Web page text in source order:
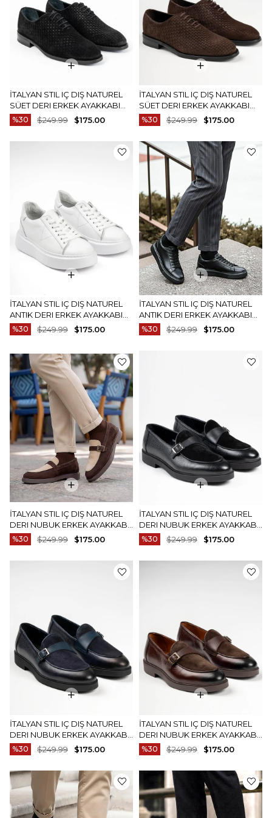
İTALYAN STIL IÇ DIŞ NATUREL
SÜET DERI ERKEK AYAKKABI
SIYAH T14936
%30 $175.00
$249.99
İTALYAN STIL IÇ DIŞ NATUREL
SÜET DERI ERKEK AYAKKABI
KAHVERENGI T14937
%30 $175.00
$249.99
İTALYAN STIL IÇ DIŞ NATUREL
ANTIK DERI ERKEK AYAKKABI
BEYAZ T14938
%30 $175.00
$249.99
İTALYAN STIL IÇ DIŞ NATUREL
ANTIK DERI ERKEK AYAKKABI
SIYAH T14939
%30 $175.00
$249.99
İTALYAN STIL IÇ DIŞ NATUREL
DERI NUBUK ERKEK AYAKKABI
KAHVERENGI T14885
%30 $175.00
$249.99
İTALYAN STIL IÇ DIŞ NATUREL
DERI NUBUK ERKEK AYAKKABI
SIYAH T14896
%30 $175.00
$249.99
İTALYAN STIL IÇ DIŞ NATUREL
DERI NUBUK ERKEK AYAKKABI
LACIVERT T14897
%30 $175.00
$249.99
İTALYAN STIL IÇ DIŞ NATUREL
DERI NUBUK ERKEK AYAKKABI
KAHVERENGI T14898
%30 $175.00
$249.99